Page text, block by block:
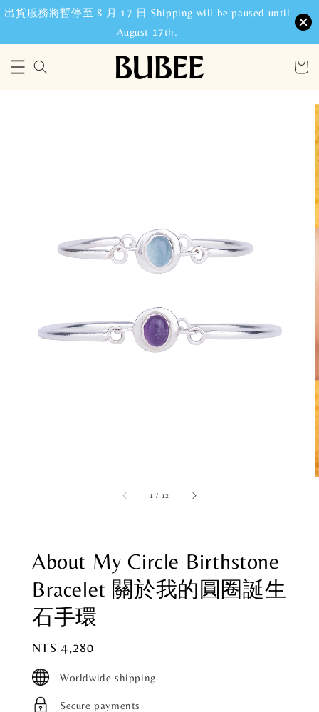
出貨服務將暫停至 8 月 17 日 Shipping will be paused until
August 17th.
1 / 12
About My Circle Birthstone
Bracelet 關於我的圓圈誕生
石手環
Regular
price
NT$ 4,280
Worldwide shipping
Secure payments